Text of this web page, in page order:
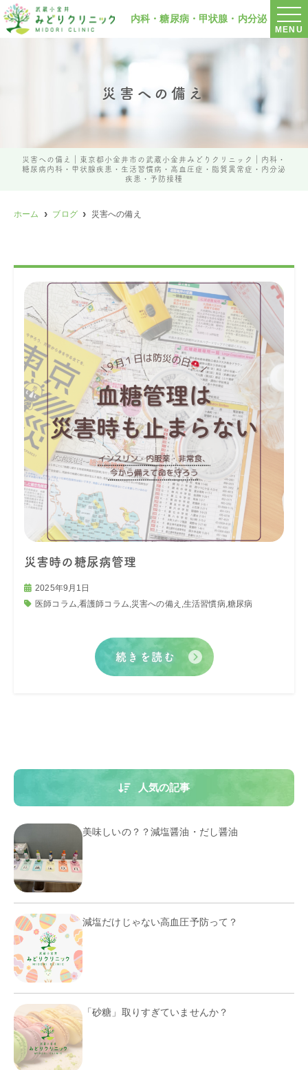
内科・糖尿病・ 甲状腺・ 内分泌
MENU
災害への備え
災害への備え｜東京都小金井市の武蔵小金井みどりクリニック｜内科・
糖尿病内科・甲状腺疾患・生活習慣病・高血圧症・脂質異常症・内分泌
疾患・予防接種
ホーム ブログ 災害への備え
災害時の糖尿病管理
2025年9月1日
医師コラム,看護師コラム,災害への備え ,生活習慣病,糖尿病
続きを読む
人気の記事
美味しいの？？減塩醤油・だし醤油
減塩だけじゃない高血圧予防って？
「砂糖」取りすぎていませんか？